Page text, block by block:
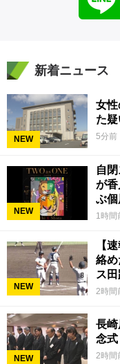
新着ニュース
NEW
女
た
5分前
NEW
自
が
ぶ
1時間
NEW
【
絡
ス
2時間
NEW
長
念
2時間